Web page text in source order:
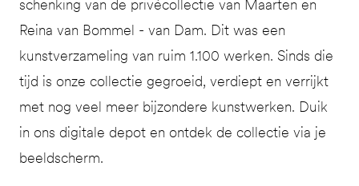
schenking van de privécollectie van Maarten en
Reina van Bommel - van Dam. Dit was een
kunstverzameling van ruim 1.100 werken. Sinds die
tijd is onze collectie gegroeid, verdiept en verrijkt
met nog veel meer bijzondere kunstwerken. Duik
in ons digitale depot en ontdek de collectie via je
beeldscherm.